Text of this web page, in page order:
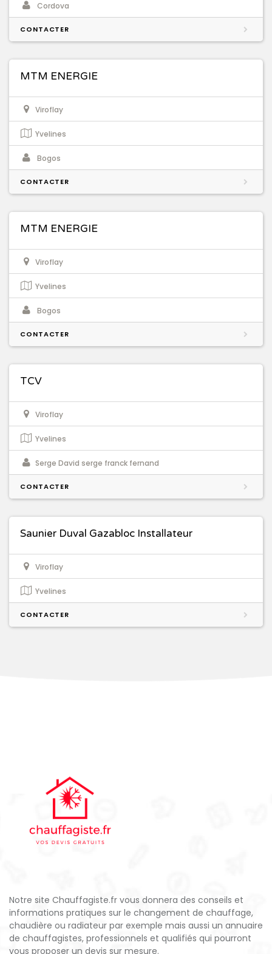
Cordova
CONTACTER
MTM ENERGIE
Viroflay
Yvelines
Bogos
CONTACTER
MTM ENERGIE
Viroflay
Yvelines
Bogos
CONTACTER
TCV
Viroflay
Yvelines
Serge David serge franck fernand
CONTACTER
Saunier Duval Gazabloc Installateur
Viroflay
Yvelines
CONTACTER
Notre site Chauffagiste.fr vous donnera des conseils et
informations pratiques sur le changement de chauffage,
chaudière ou radiateur par exemple mais aussi un annuaire
de chauffagistes, professionnels et qualifiés qui pourront
vous proposer un devis sur mesure.